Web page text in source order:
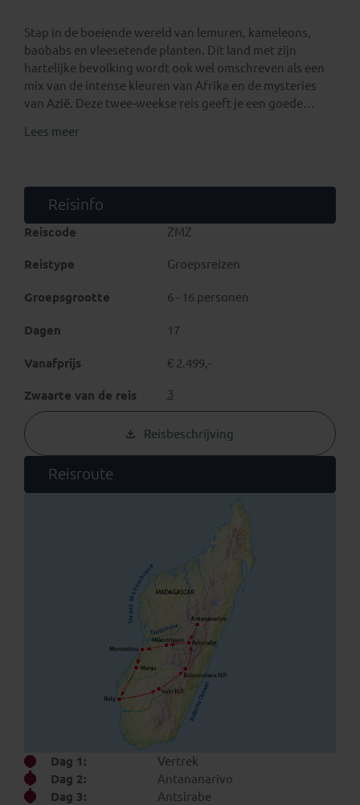
Stap in de boeiende wereld van lemuren, kameleons,
baobabs en vleesetende planten. Dit land met zijn
hartelijke bevolking wordt ook wel omschreven als een
mix van de intense kleuren van Afrika en de mysteries
van Azië. Deze twee-weekse reis geeft je een goede
breng je aan de ‘Avenue du Baobab’, één van de meest
Ifaty. Smalle ravijnen en door wind en water
gebeeldhouwde rotsen geven het Isalo Nationaal Park
zijn speciale karakter. Wie weet zie je nog
Lees meer
Reisinfo
Reiscode ZMZ
Reistype Groepsreizen
Groepsgrootte 6 - 16 personen
Dagen 17
Vanafprijs € 2.499,-
Zwaarte van de reis 3
Reisbeschrijving
Reisroute
Dag 1:
Vertrek
Dag 2:
Antananarivo
Dag 3:
Antsirabe